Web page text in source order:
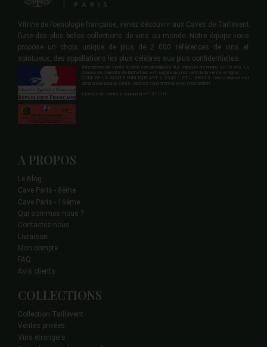
Vitrine de l’oenologie française, venez découvrir aux Caves de Taillevent
l’une des plus belles collections de vins au monde. Notre équipe vous
propose un choix unique de plus de 2 000 références de vins et
spiritueux, des appellations les plus célèbres aux plus confidentielles.
Interdiction de vente de boisson alcooliques aux mineurs de moins de 18 ans. La
preuve de majorité de l'acheteur est exigée au moment de la vente en ligne.
CODE DE LA SANTE PUBLIQUE ART. L 3342-1 ET L. 3353-3 L'abus d'alcool est
dangereux pour la santé. Sachez consommer avec modération.
Licence de vente à emporter n°131110.
A PROPOS
Le Blog
Cave Paris - 8ème
Cave Paris - 16ème
Qui sommes nous ?
Contactez-nous
Livraison
Mon compte
FAQ
Avis clients
COLLECTIONS
Collection Taillevent
Ventes privées
Vins étrangers